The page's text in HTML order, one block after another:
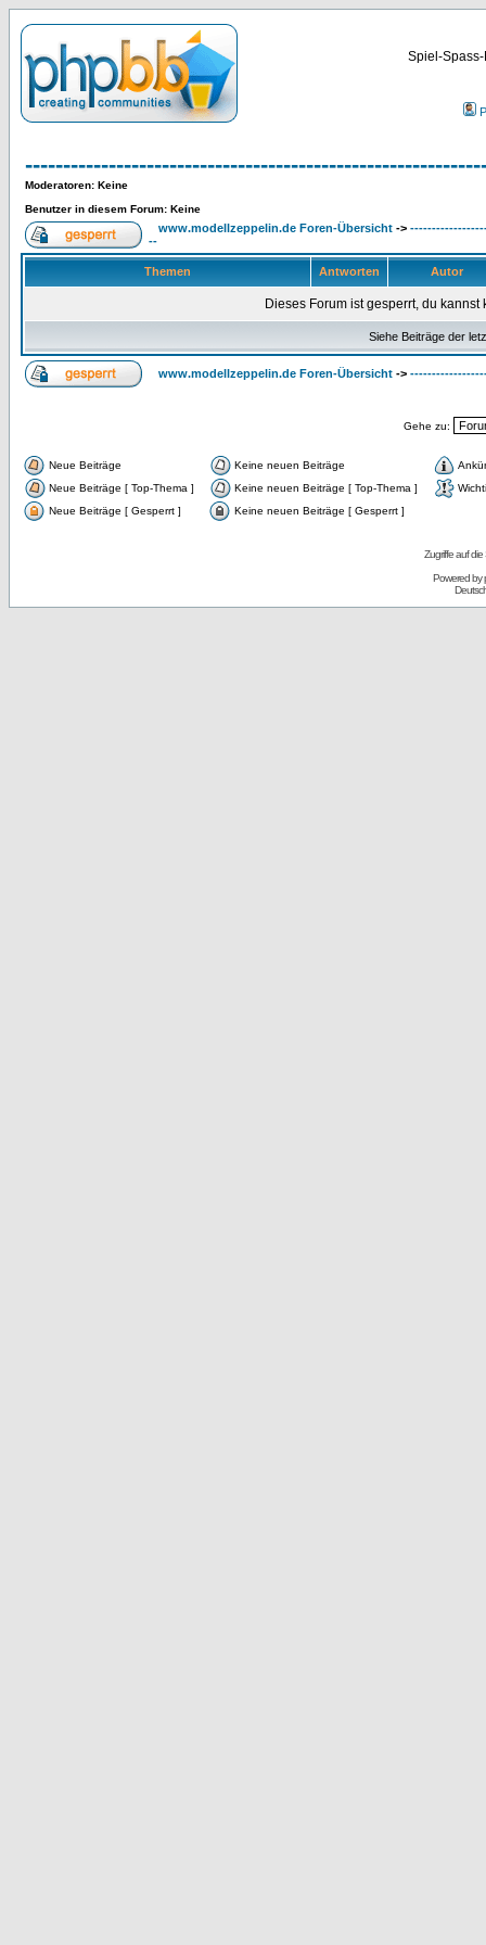
Spiel-
Moderatoren: Keine
Benutzer in diesem Forum: Keine
www.modellzeppelin.de Foren-Übersicht ->
--
Themen Antworten Autor
Dieses Forum ist gesperrt, du
Siehe Beiträge der
www.modellzeppelin.de Foren-Übersicht ->
Gehe zu:
Neue Beiträge Keine neuen Beiträge
Neue Beiträge [ Top-Thema ]
Keine neuen Beiträge [ Top-Thema ]
Neue Beiträge [ Gesperrt ]
Keine neuen Beiträge [ Gesperrt ]
Zugriffe auf
Powered by